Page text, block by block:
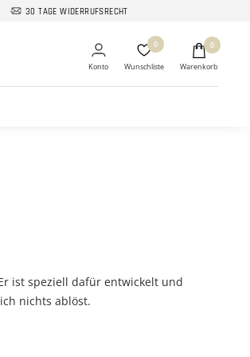
30 TAGE WIDERRUFSRECHT
0 0
ist speziell dafür entwickelt und
nichts ablöst.